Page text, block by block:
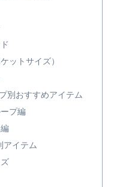
ットサイズ）
別おすすめアイテム
プ編
アイテム